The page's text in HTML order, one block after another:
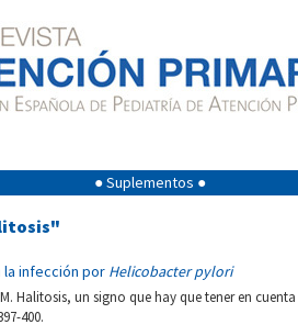
● Suplementos ●
la infección por Helicobacter pylori
Halitosis, un signo que hay que tener en
400.